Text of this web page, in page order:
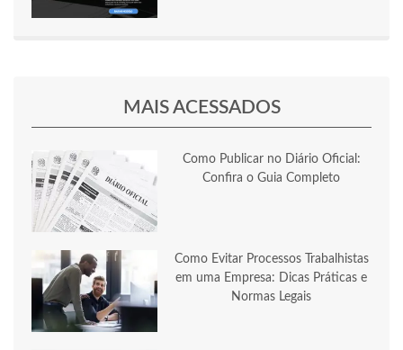
MAIS ACESSADOS
Como Publicar no Diário Oficial:
Confira o Guia Completo
Como Evitar Processos Trabalhistas
em uma Empresa: Dicas Práticas e
Normas Legais